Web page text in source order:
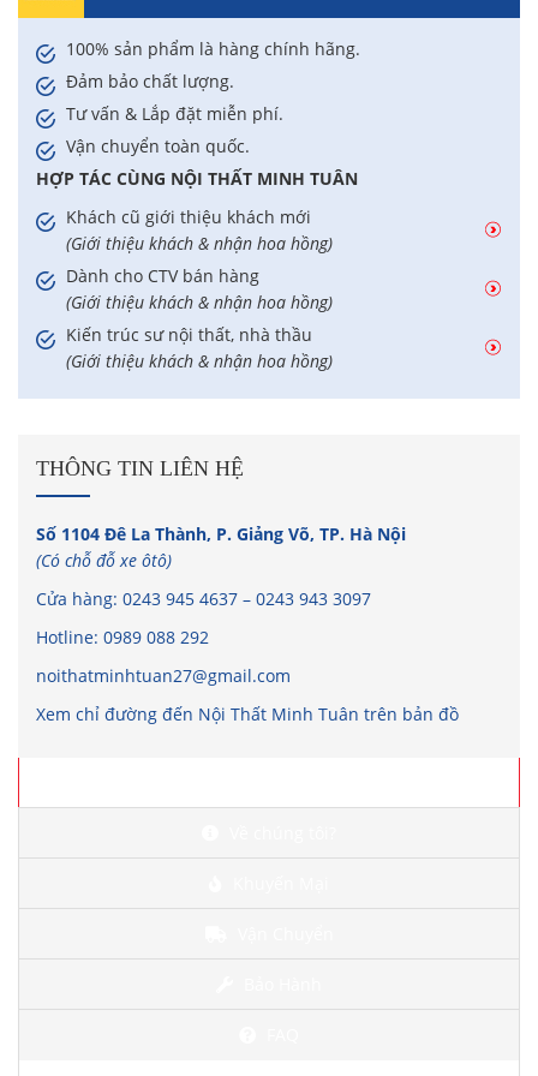
100% sản phẩm là hàng chính hãng.
Đảm bảo chất lượng.
Tư vấn & Lắp đặt miễn phí.
Vận chuyển toàn quốc.
HỢP TÁC CÙNG NỘI THẤT MINH TUÂN
Khách cũ giới thiệu khách mới
(Giới thiệu khách & nhận hoa hồng)
Dành cho CTV bán hàng
(Giới thiệu khách & nhận hoa hồng)
Kiến trúc sư nội thất, nhà thầu
(Giới thiệu khách & nhận hoa hồng)
THÔNG TIN LIÊN HỆ
Số 1104 Đê La Thành, P. Giảng Võ, TP. Hà Nội
(Có chỗ đỗ xe ôtô)
Cửa hàng: 0243 945 4637 – 0243 943 3097
Hotline: 0989 088 292
noithatminhtuan27@gmail.com
Xem chỉ đường đến Nội Thất Minh Tuân trên bản đồ